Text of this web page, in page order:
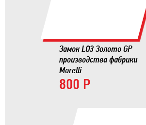
Замок LO3 Золото GP
производства фабрики
Morelli
800 Р